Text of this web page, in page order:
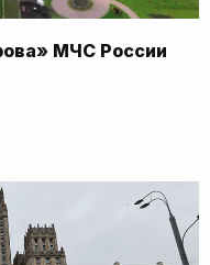
МЧС России